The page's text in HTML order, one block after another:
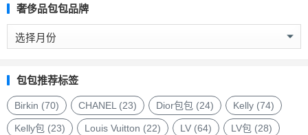
奢侈品包包品牌
奢
侈
包
包
品
牌
包包推荐标签
Birkin (70) CHANEL(23) Dior包包 (24) Kelly (74)
Kelly包 (23) Louis Vuitton (22) LV (64) LV包 (28)